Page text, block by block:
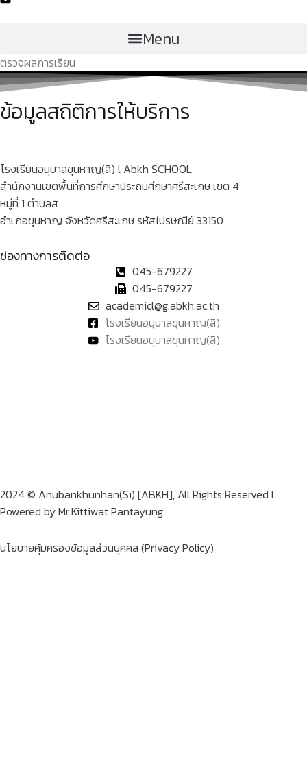
Menu
ตรวจผลการเรียน
ข้อมูลสถิติการให้บริการ
โรงเรียนอนุบาลขุนหาญ(สิ) l Abkh SCHOOL
สำนักงานเขตพื้นที่การศึกษาประถมศึกษาศรีสะเกษ เขต 4
หมู่ที่ 1 ตำบลสิ
อำเภอขุนหาญ จังหวัดศรีสะเกษ รหัสไปรษณีย์ 33150
ช่องทางการติดต่อ
045-679227
045-679227
academicl@g.abkh.ac.th
โรงเรียนอนุบาลขุนหาญ(สิ)
โรงเรียนอนุบาลขุนหาญ(สิ)
2024 © Anubankhunhan(Si) [ABKH], All Rights Reserved l
Powered by Mr.Kittiwat Pantayung
นโยบายคุ้มครองข้อมูลส่วนบุคคล (Privacy Policy)